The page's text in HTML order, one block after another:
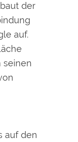
der
auf.
seinen
auf den